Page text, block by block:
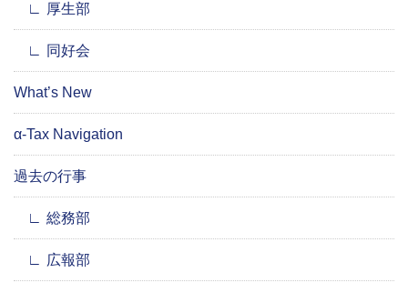
厚生部
同好会
What’s New
α-Tax Navigation
過去の行事
総務部
広報部